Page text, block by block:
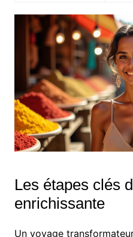
Les étapes clés
enrichissante
Un voyage